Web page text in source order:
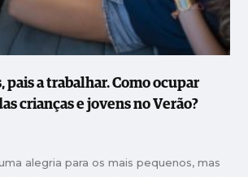
pais a trabalhar. Como ocupar
crianças e jovens no Verão?
alegria para os mais pequenos, mas